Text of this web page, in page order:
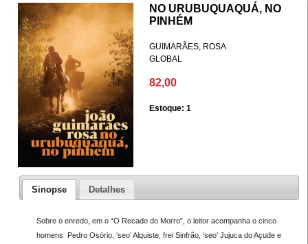
NO URUBUQUAQUÁ, NO
PINHÉM
GUIMARÃES, ROSA
GLOBAL
82,00
Estoque: 1
Sinopse Detalhes
Sobre o enredo, em o “O Recado do Morro”, o leitor acompanha o cinco
homens Pedro Osório, ‘seo’ Alquiste, frei Sinfrão, ‘seo’ Jujuca do Açude e